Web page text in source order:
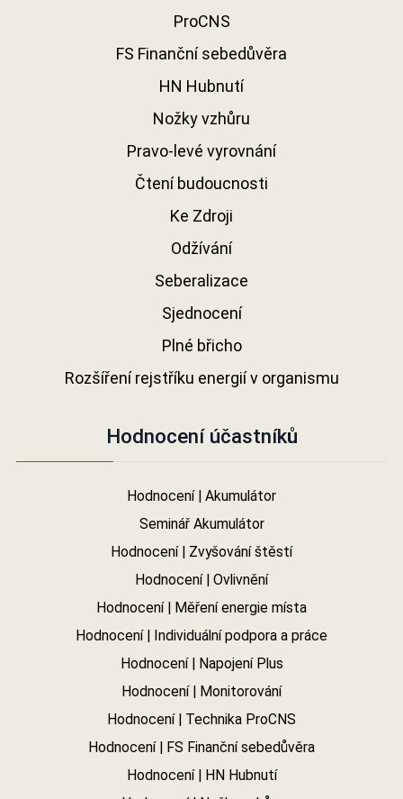
ProCNS
FS Finanční sebedůvěra
HN Hubnutí
Nožky vzhůru
Pravo-levé vyrovnání
Čtení budoucnosti
Ke Zdroji
Odžívání
Seberalizace
Sjednocení
Plné břicho
Rozšíření rejstříku energií v organismu
Hodnocení účastníků
Hodnocení | Akumulátor
Seminář Akumulátor
Hodnocení | Zvyšování štěstí
Hodnocení | Ovlivnění
Hodnocení | Měření energie místa
Hodnocení | Individuální podpora a práce
Hodnocení | Napojení Plus
Hodnocení | Monitorování
Hodnocení | Technika ProCNS
Hodnocení | FS Finanční sebedůvěra
Hodnocení | HN Hubnutí